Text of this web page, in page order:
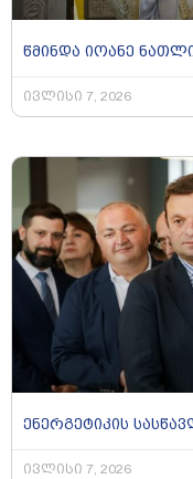
წმინდა იოანე
ივლისი 7, 2026
ენერგეტიკის
ივლისი 7, 2026